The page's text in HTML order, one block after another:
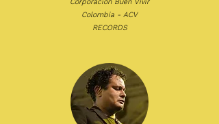
Colombia - ACV
RECORDS